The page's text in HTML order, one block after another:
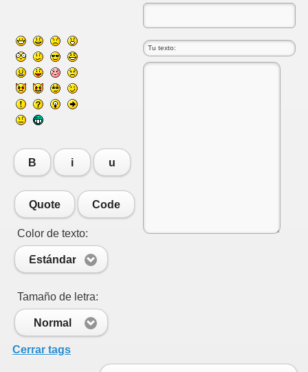
B i u
Quote Code
Color de texto:
Estándar
Tamaño de letra:
Normal
Cerrar tags